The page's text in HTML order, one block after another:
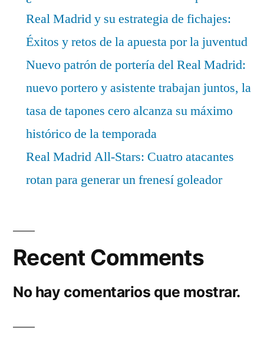
Real Madrid y su estrategia de fichajes:
Éxitos y retos de la apuesta por la juventud
Nuevo patrón de portería del Real Madrid:
nuevo portero y asistente trabajan juntos, la
tasa de tapones cero alcanza su máximo
histórico de la temporada
Real Madrid All-Stars: Cuatro atacantes
rotan para generar un frenesí goleador
Recent Comments
No hay comentarios que mostrar.